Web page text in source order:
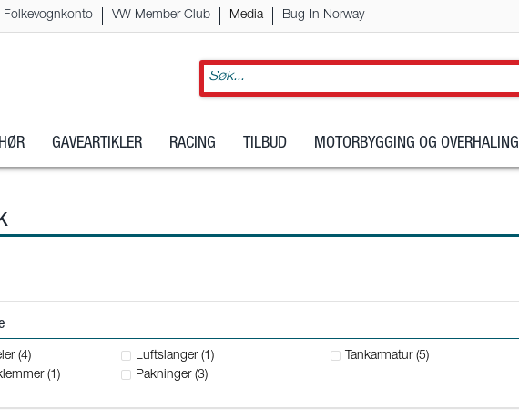
Folkevognkonto VW Member Club Media Bug-In Norway
GAVEARTIKLER RACING TILBUD MOTORBYGGING OG OVERHALING
(4)
(1)
Luftslanger (1)
Pakninger (3)
Tankarmatur (5)